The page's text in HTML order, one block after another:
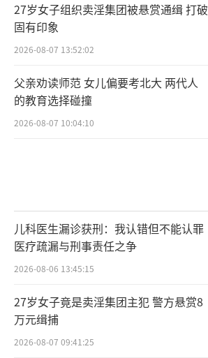
27岁女子组织卖淫集团被悬赏通缉 打破
固有印象
2026-08-07 13:52:02
父亲劝读师范 女儿偏要考北大 两代人
的教育选择碰撞
2026-08-07 10:04:10
儿科医生漏诊获刑：我认错但不能认罪
医疗疏漏与刑事责任之争
2026-08-06 13:45:15
27岁女子竟是卖淫集团主犯 警方悬赏8
万元缉捕
2026-08-07 09:41:25